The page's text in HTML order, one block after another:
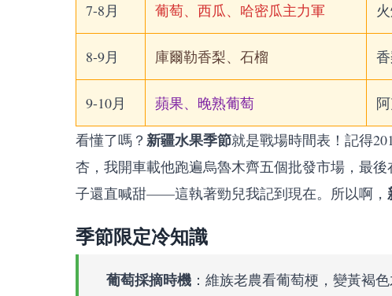
7-8月 葡萄、西瓜、哈密瓜主力軍
8-9月 庫爾勒香梨、石榴
9-10月 蘋果、晚熟葡萄
看懂了嗎？ 新疆水果季節就是戰場時間表！記得
杏，我開車載他跑遍烏魯木齊五個批發市場，最
子還直喊甜——這執著勁兒我記到現在。所以啊，
季節限定冷知識
葡萄採摘時機 ：維族老農看葡萄梗，變黃褐